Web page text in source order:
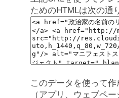
ためのHTMLは次の通
このデータを使って
（アプリ、ウェブペー